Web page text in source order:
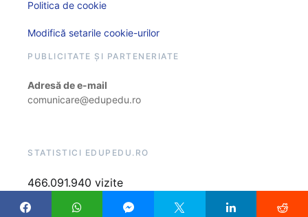
Politica de cookie
Modifică setarile cookie-urilor
PUBLICITATE ȘI PARTENERIATE
Adresă de e-mail
comunicare@edupedu.ro
STATISTICI EDUPEDU.RO
466.091.940 vizite